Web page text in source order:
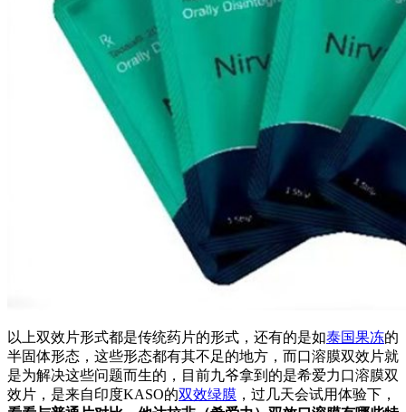
以上双效片形式都是传统药片的形式，还有的是如泰国果冻的
半固体形态，这些形态都有其不足的地方，而口溶膜双效片就
是为解决这些问题而生的，目前九爷拿到的是希爱力口溶膜双
效片，是来自印度KASO的双效绿膜 ，过几天会试用体验下，